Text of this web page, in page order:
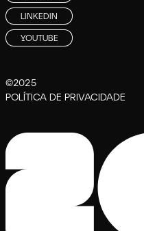
LINKEDIN
YOUTUBE
©2025
POLÍTICA DE PRIVACIDADE